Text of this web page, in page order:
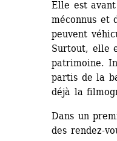
Elle est
méconnus et
peuvent
Surtout, elle
patrimoine.
partis de la
déjà la
Dans un
des rendez-